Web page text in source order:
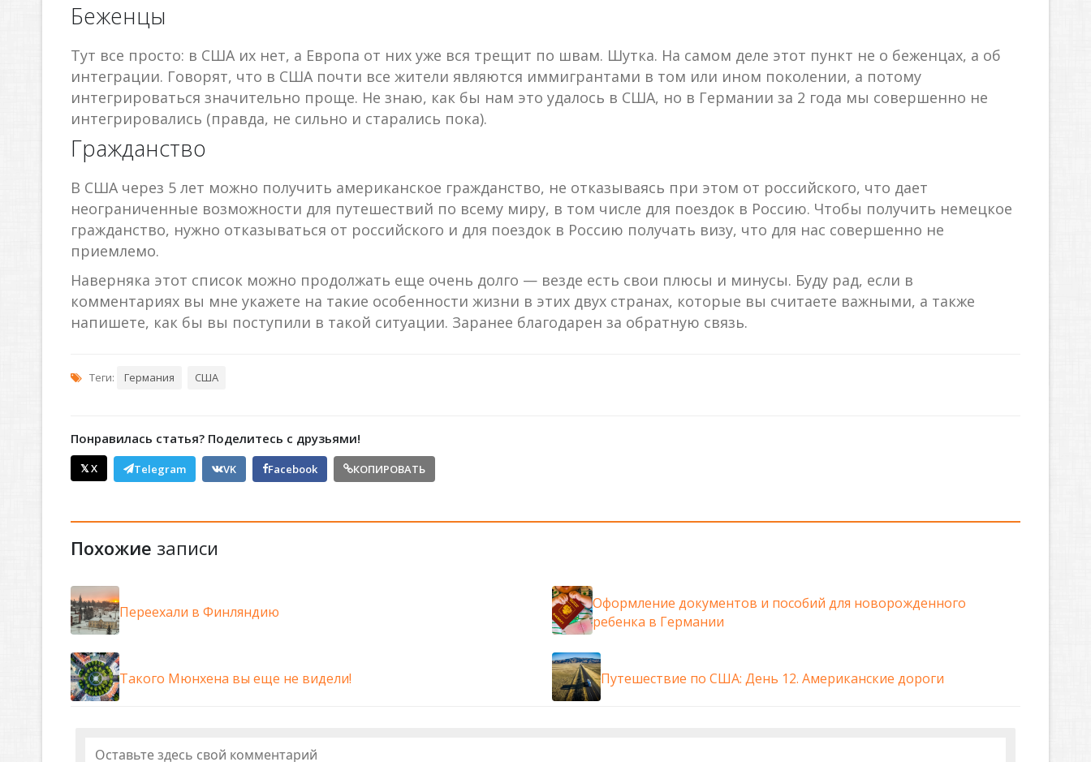
Беженцы
Тут все просто: в США их нет, а Европа от них уже вся трещит по швам. Шутка. На самом деле этот пункт не о беженцах, а об
интеграции. Говорят, что в США почти все жители являются иммигрантами в том или ином поколении, а потому
интегрироваться значительно проще. Не знаю, как бы нам это удалось в США, но в Германии за 2 года мы совершенно не
интегрировались (правда, не сильно и старались пока).
Гражданство
В США через 5 лет можно получить американское гражданство, не отказываясь при этом от российского, что дает
неограниченные возможности для путешествий по всему миру, в том числе для поездок в Россию. Чтобы получить немецкое
гражданство, нужно отказываться от российского и для поездок в Россию получать визу, что для нас совершенно не
приемлемо.
Наверняка этот список можно продолжать еще очень долго — везде есть свои плюсы и минусы. Буду рад, если в
комментариях вы мне укажете на такие особенности жизни в этих двух странах, которые вы считаете важными, а также
напишете, как бы вы поступили в такой ситуации. Заранее благодарен за обратную связь.
Теги: Германия США
Понравилась статья? Поделитесь с друзьями!
𝕏 X Telegram VK Facebook КОПИРОВАТЬ
Похожие записи
Переехали в Финляндию
Оформление документов и пособий для новорожденного
ребенка в Германии
Такого Мюнхена вы еще не видели! Путешествие по США: День 12. Американские дороги